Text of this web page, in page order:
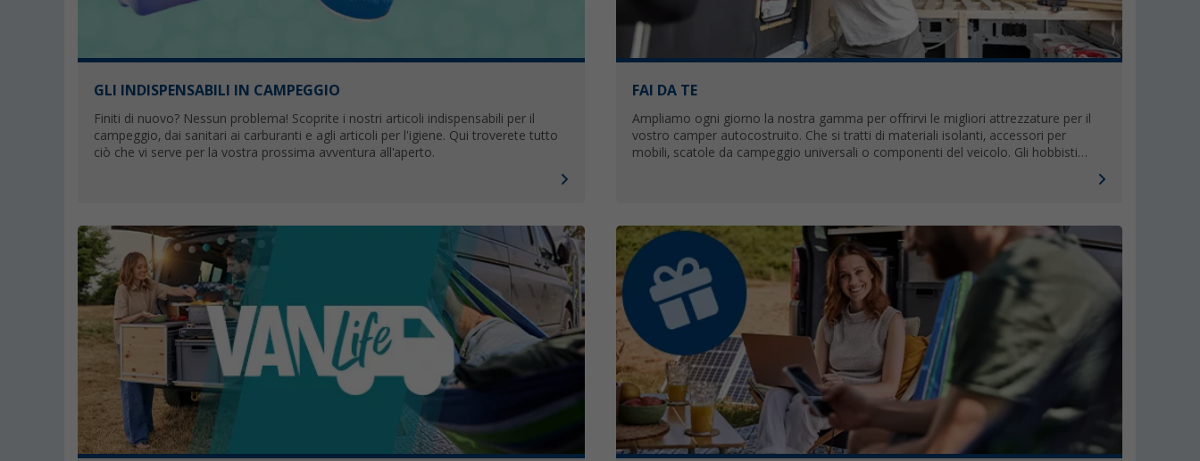
GLI INDISPENSABILI IN CAMPEGGIO
Finiti di nuovo? Nessun problema! Scoprite i nostri articoli indispensabili per il
campeggio, dai sanitari ai carburanti e agli articoli per l'igiene. Qui troverete tutto
ciò che vi serve per la vostra prossima avventura all'aperto.
FAI DA TE
Ampliamo ogni giorno la nostra gamma per offrirvi le migliori attrezzature per il
vostro camper autocostruito. Che si tratti di materiali isolanti, accessori per
mobili, scatole da campeggio universali o componenti del veicolo. Gli hobbisti